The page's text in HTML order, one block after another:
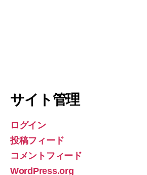
サイト管理
ログイン
投稿フィード
コメントフィード
WordPress.org